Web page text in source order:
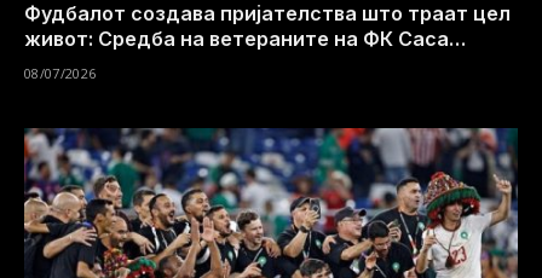
Фудбалот создава пријателства што траат цел
живот: Средба на ветераните на ФК Саса
(Спортска мрежа)
08/07/2026